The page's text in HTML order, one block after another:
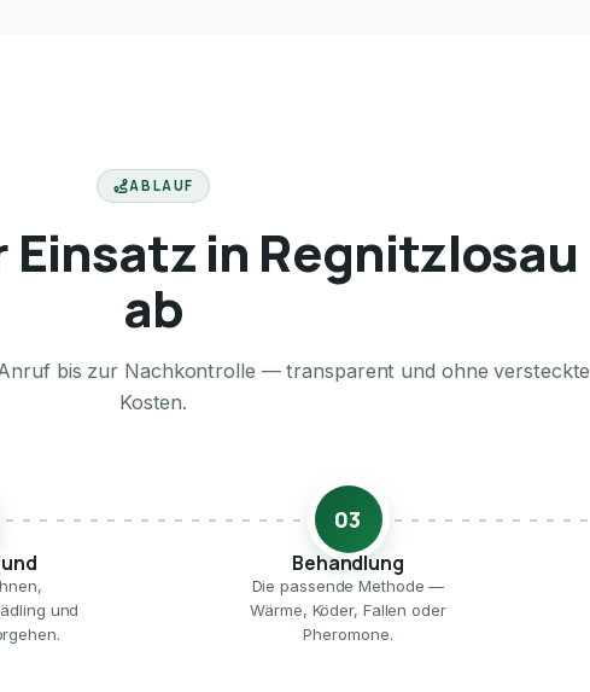
ABLAUF
in Regnitzlosau
ab
bis zur Nachkontrolle — transparent und ohne versteckte
Kosten.
und
03
Behandlung
Die passende Methode —
Wärme, Köder, Fallen oder
Pheromone.